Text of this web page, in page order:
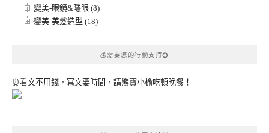
變美-眼鏡&隱眼 (8)
變美-美髮造型 (18)
💰需要您的行動支持💍
⏰看文不用錢，寫文要時間，請熊寶小榆吃頓晚餐！